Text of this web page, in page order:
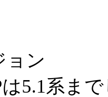
ョン
は5.1系ま